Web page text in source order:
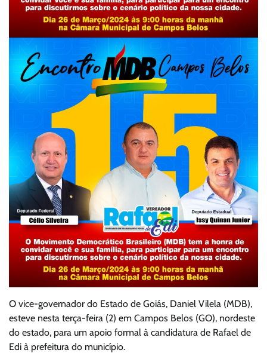
O vice-governador do Estado de Goiás, Daniel Vilela (MDB),
esteve nesta terça-feira (2) em Campos Belos (GO), nordeste
do estado, para um apoio formal à candidatura de Rafael de
Edi à prefeitura do município.